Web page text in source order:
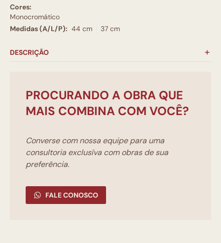
Cores:
Monocromático
Medidas (A/L/P): 44 cm 37 cm
DESCRIÇÃO
PROCURANDO A OBRA QUE
MAIS COMBINA COM VOCÊ?
Converse com nossa equipe para uma
consultoria exclusíva com obras de sua
preferência.
FALE CONOSCO